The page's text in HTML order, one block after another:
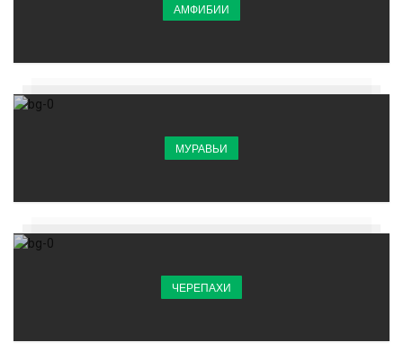
АМФИБИИ
МУРАВЬИ
ЧЕРЕПАХИ